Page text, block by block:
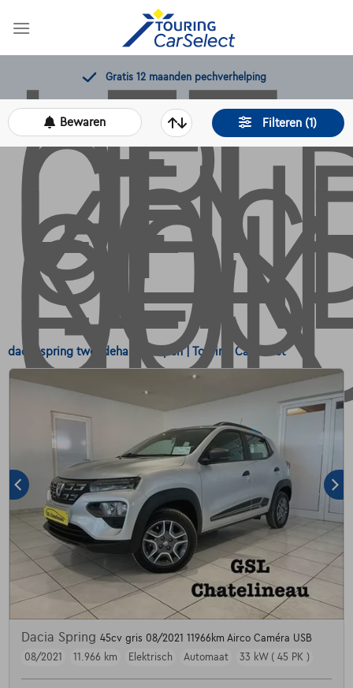
Gratis 12 maanden pechverhelping
Filteren (1)
Bewaren
dacia spring tweedehands kopen | Touring CarSelect
LET
OP,
OOK
Dacia Spring 45cv gris 08/2021 11966km Airco Caméra USB
08/2021
11.966 km Elektrisch Automaat 33 kW ( 45 PK )